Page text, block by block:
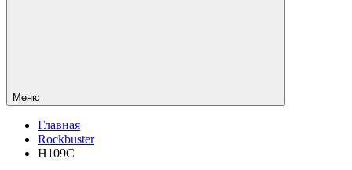
Меню
Главная
Rockbuster
H109C